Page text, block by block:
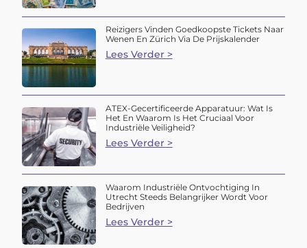
Reizigers Vinden Goedkoopste Tickets Naar
Wenen En Zürich Via De Prijskalender
Lees Verder >
ATEX-Gecertificeerde Apparatuur: Wat Is
Het En Waarom Is Het Cruciaal Voor
Industriële Veiligheid?
Lees Verder >
Waarom Industriële Ontvochtiging In
Utrecht Steeds Belangrijker Wordt Voor
Bedrijven
Lees Verder >